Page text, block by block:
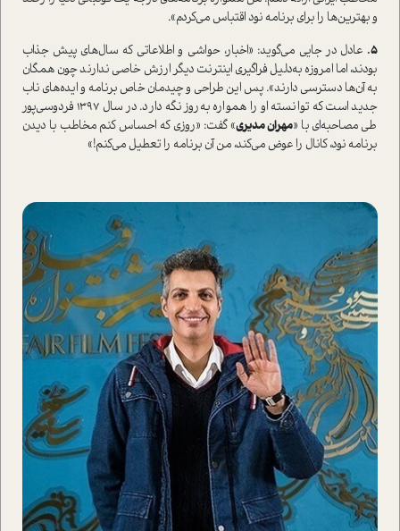
و بهترین‌ها را برای برنامه نود اقتباس می‌کردم».
5. عادل در جایی می‌گوید: «اخبار، حواشی و اطلاعاتی ‌‌که سال‌های پیش جذاب
بودند، اما امروزه به‌دلیل فراگیری اینترنت دیگر ارزش خاصی ندارند چون همگان
به آن‌ها دسترسی دارند». پس این طراحی و چیدمان خاص برنامه و ایده‌های ناب
جدید ا‌ست که توانسته او را همواره به‌روز نگه دارد. در سال 1397 فردوسی‌پور
طی مصاحبه‌ای با «مهران مدیری» گفت‌: «روزی که احساس کنم مخاطب با دیدن
برنامه نود، کانال را عوض می‌کند، من آن برنامه را تعطیل می‌کنم!»